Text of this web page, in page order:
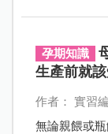
孕期知識
生產前就
作者： 實習
無論親餵或